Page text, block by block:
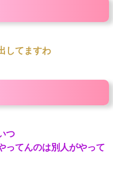
してますわ
つ
ってんのは別人がやって